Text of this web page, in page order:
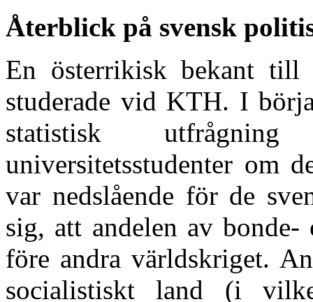
Återblick på svensk
En österrikisk bekant
studerade vid KTH. I
statistisk
universitetsstudenter om
var nedslående för de
sig, att andelen av
före andra världskriget.
socialistiskt land (i